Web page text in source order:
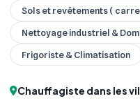
Sols et revêtements (
Nettoyage industriel &
Frigoriste & Climatisation
Chauffagiste dans les